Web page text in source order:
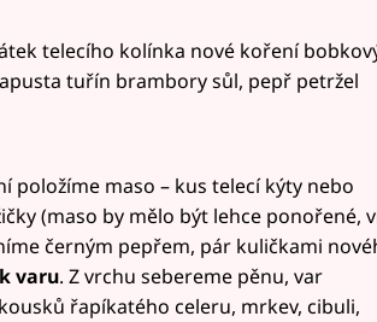
telecího kolínka nové koření
tuřín brambory sůl, pepř petržel
položíme maso – kus telecí kýty nebo
(maso by mělo být lehce ponořené,
černým pepřem, pár kuličkami
varu. Z vrchu sebereme pěnu, var
řapíkatého celeru, mrkev, cibuli,